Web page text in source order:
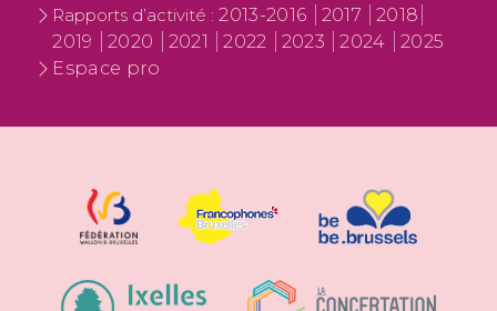
Rapports d’activité :2013-2016 2017
2018
2019
2020 2021 2022 2023 2024
2025
Espace pro